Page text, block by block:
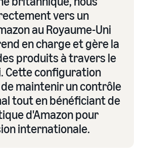
vers un
au Royaume-Uni
en charge et gère la
produits à travers le
Cette configuration
maintenir un contrôle
tout en bénéficiant de
d'Amazon pour
internationale.